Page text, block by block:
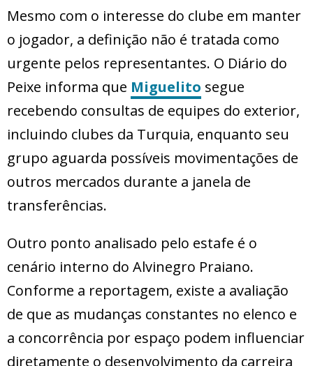
Mesmo com o interesse do clube em manter
o jogador, a definição não é tratada como
urgente pelos representantes. O Diário do
Peixe informa que Miguelito segue
recebendo consultas de equipes do exterior,
incluindo clubes da Turquia, enquanto seu
grupo aguarda possíveis movimentações de
outros mercados durante a janela de
transferências.
Outro ponto analisado pelo estafe é o
cenário interno do Alvinegro Praiano.
Conforme a reportagem, existe a avaliação
de que as mudanças constantes no elenco e
a concorrência por espaço podem influenciar
diretamente o desenvolvimento da carreira